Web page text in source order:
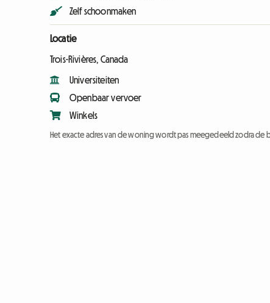
Zelf schoonmaken
Locatie
Trois-Rivières, Canada
Universiteiten
Openbaar vervoer
Winkels
Het exacte adres van de woning wordt pas meegedeeld zodra de